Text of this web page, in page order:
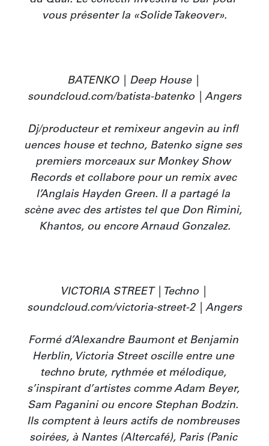
vous présenter la «Solide Takeover».
BATENKO | Deep House |
soundcloud.com/batista-batenko | Angers
Dj/producteur et remixeur angevin au infl
uences house et techno, Batenko signe ses
premiers morceaux sur Monkey Show
Records et collabore pour un remix avec
l’Anglais Hayden Green. Il a partagé la
scène avec des artistes tel que Don Rimini,
Khantos, ou encore Arnaud Gonzalez.
VICTORIA STREET | Techno |
soundcloud.com/victoria-street-2 | Angers
Formé d’Alexandre Baumont et Benjamin
Herblin, Victoria Street oscille entre une
techno brute, rythmée et mélodique,
s’inspirant d’artistes comme Adam Beyer,
Sam Paganini ou encore Stephan Bodzin.
Ils comptent à leurs actifs de nombreuses
soirées, à Nantes (Altercafé), Paris (Panic